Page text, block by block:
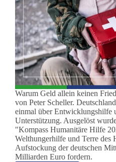
Warum Geld allein keinen
von Peter Scheller.
einmal über Entwicklungshilfe
Unterstützung. Ausgelöst
"Kompass Humanitäre Hilfe
Welthungerhilfe und Terre des
Aufstockung der deutschen
Milliarden Euro fordern.